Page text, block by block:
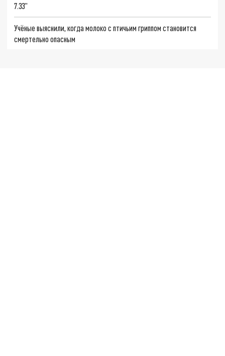
7.33"
Учёные выяснили, когда молоко с птичьим гриппом становится
смертельно опасным